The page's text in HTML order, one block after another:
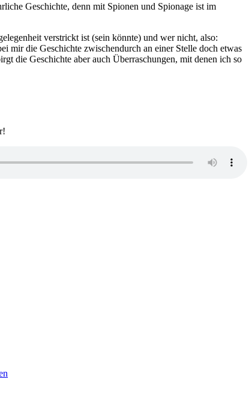
Geschichte, denn mit Spionen und Spionage ist im
verstrickt ist (sein könnte) und wer nicht, also:
mir die Geschichte zwischendurch an einer Stelle doch etwas
die Geschichte aber auch Überraschungen, mit denen ich so